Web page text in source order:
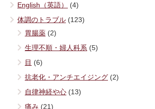
English（英語）
(4)
体調のトラブル (123)
胃腸薬 (2)
生理不順・婦人科系 (5)
目 (6)
抗老化・アンチエイジング (2)
自律神経や心 (13)
痛み (21)